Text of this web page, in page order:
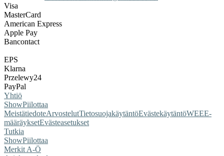
Visa
MasterCard
American Express
Apple Pay
Bancontact
EPS
Klarna
Przelewy24
PayPal
Yhtiö
ShowPiilottaa
MeistätiedoteArvostelutTietosuojakäytäntöEvästekäytäntöWEEE-
määräyksetEvästeasetukset
Tutkia
ShowPiilottaa
Merkit A-Ö